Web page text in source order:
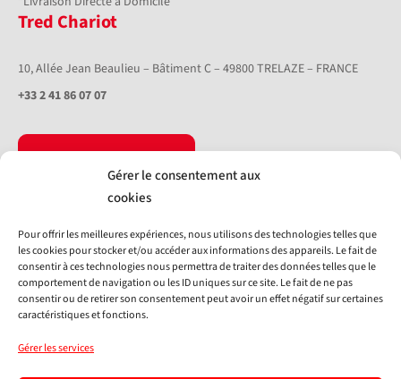
Gérer le consentement aux
cookies
Pour offrir les meilleures expériences, nous utilisons des technologies telles que
les cookies pour stocker et/ou accéder aux informations des appareils. Le fait de
consentir à ces technologies nous permettra de traiter des données telles que le
comportement de navigation ou les ID uniques sur ce site. Le fait de ne pas
consentir ou de retirer son consentement peut avoir un effet négatif sur certaines
caractéristiques et fonctions.
Gérer les services
Tred Chariot
10, Allée Jean Beaulieu – Bâtiment C – 49800 TRELAZE – FRANCE
+33 2 41 86 07 07
Livraison directe à domicile
Livraison chantier
Collecte
Logistique
Nos réalisations
Europe
Nos équipements